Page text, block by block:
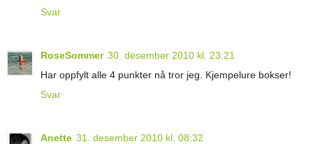
Svar
RoseSommer 30. desember 2010 kl. 23:21
Har oppfylt alle 4 punkter nå tror jeg. Kjempelure bokser!
Svar
Anette 31. desember 2010 kl. 08:32